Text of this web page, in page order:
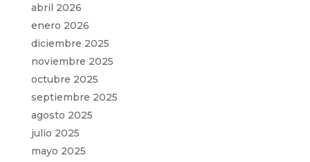
abril 2026
enero 2026
diciembre 2025
noviembre 2025
octubre 2025
septiembre 2025
agosto 2025
julio 2025
mayo 2025